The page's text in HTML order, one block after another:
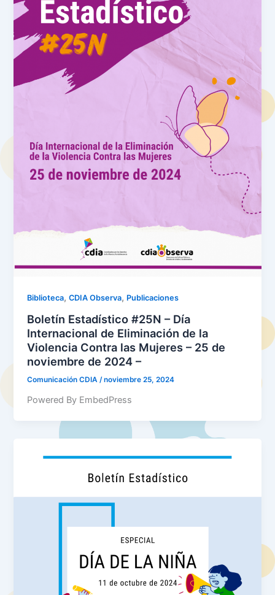
Biblioteca,CDIA Observa, Publicaciones
Boletín Estadístico #25N – Día
Internacional de Eliminación de la
Violencia Contra las Mujeres – 25 de
noviembre de 2024 –
Comunicación CDIA/noviembre 25, 2024
Powered By EmbedPress